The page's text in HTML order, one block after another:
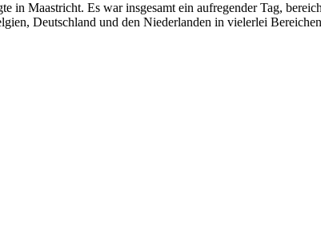
Maastricht. Es war insgesamt ein aufregender Tag,
Deutschland und den Niederlanden in vielerlei